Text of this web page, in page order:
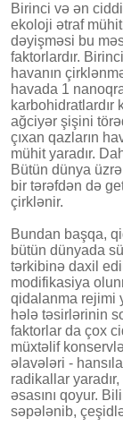
Birinci və ən
ekoloji ətraf
dəyişməsi bu
faktorlardır.
havanın
havada 1
karbohidratlardır
ağciyər şişini
çıxan qazların
mühit yaradır.
Bütün dünya
bir tərəfdən də
çirklənir.
Bundan başqa,
bütün dünyada
tərkibinə daxil
modifikasiya
qidalanma rejimi
hələ təsirlərinin
faktorlar da çox
müxtəlif
əlavələri -
radikallar
əsasını qoyur.
səpələnib,